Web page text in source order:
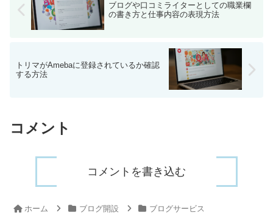
ブログや口コミライターとしての職業欄
の書き方と仕事内容の表現方法
トリマがAmebaに登録されているか確認
する方法
コメント
コメントを書き込む
ホーム ブログ開設 ブログサービス